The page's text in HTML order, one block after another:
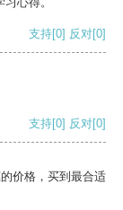
支持[0] 反对[0]
支持[0] 反对[0]
价格，买到最合适